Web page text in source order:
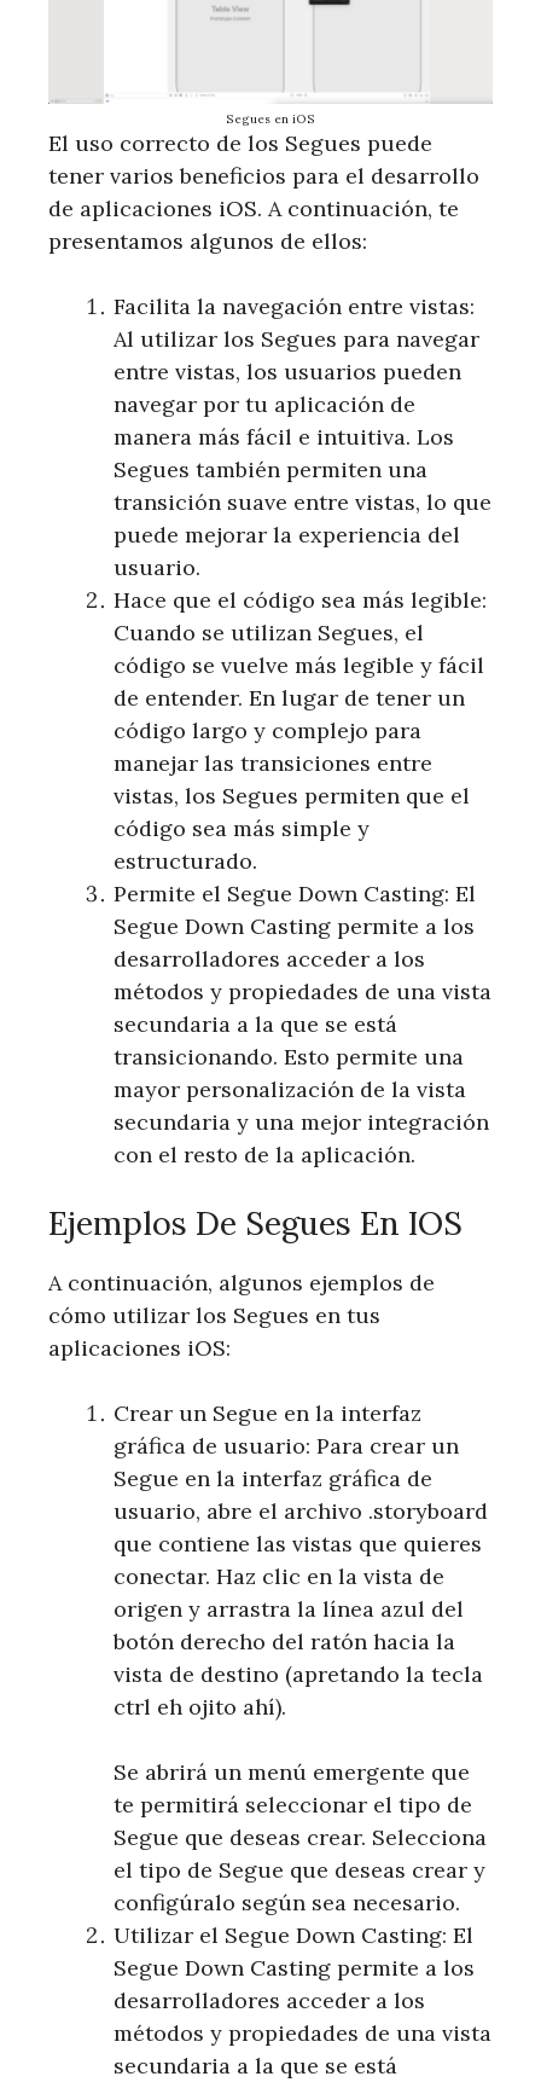
Segues en iOS
El uso correcto de los Segues puede
tener varios beneficios para el desarrollo
de aplicaciones iOS. A continuación, te
presentamos algunos de ellos:
Facilita la navegación entre vistas:
Al utilizar los Segues para navegar
entre vistas, los usuarios pueden
navegar por tu aplicación de
manera más fácil e intuitiva. Los
Segues también permiten una
transición suave entre vistas, lo que
puede mejorar la experiencia del
usuario.
Hace que el código sea más legible:
Cuando se utilizan Segues, el
código se vuelve más legible y fácil
de entender. En lugar de tener un
código largo y complejo para
manejar las transiciones entre
vistas, los Segues permiten que el
código sea más simple y
estructurado.
Permite el Segue Down Casting: El
Segue Down Casting permite a los
desarrolladores acceder a los
métodos y propiedades de una vista
secundaria a la que se está
transicionando. Esto permite una
mayor personalización de la vista
secundaria y una mejor integración
con el resto de la aplicación.
Ejemplos De Segues En IOS
A continuación, algunos ejemplos de
cómo utilizar los Segues en tus
aplicaciones iOS:
Crear un Segue en la interfaz
gráfica de usuario: Para crear un
Segue en la interfaz gráfica de
usuario, abre el archivo .storyboard
que contiene las vistas que quieres
conectar. Haz clic en la vista de
origen y arrastra la línea azul del
botón derecho del ratón hacia la
vista de destino (apretando la tecla
ctrl eh ojito ahí).
Se abrirá un menú emergente que
te permitirá seleccionar el tipo de
Segue que deseas crear. Selecciona
el tipo de Segue que deseas crear y
configúralo según sea necesario.
Utilizar el Segue Down Casting: El
Segue Down Casting permite a los
desarrolladores acceder a los
métodos y propiedades de una vista
secundaria a la que se está